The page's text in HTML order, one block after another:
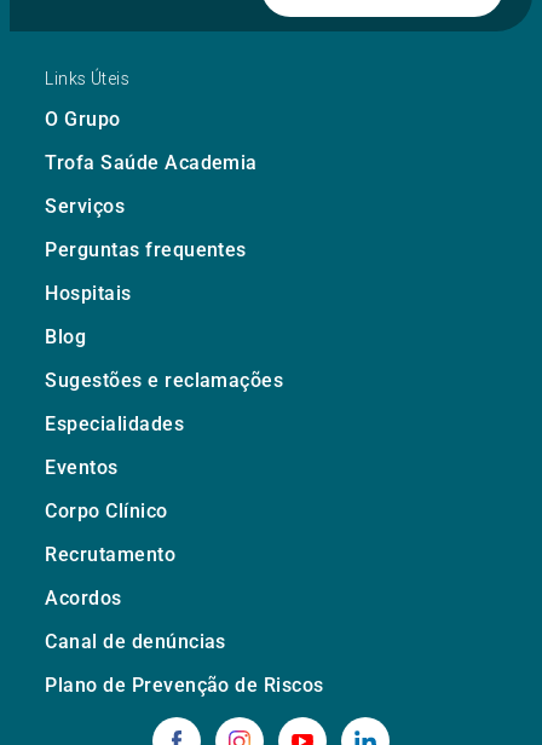
Links Úteis
O Grupo
Trofa Saúde Academia
Serviços
Perguntas frequentes
Hospitais
Blog
Sugestões e reclamações
Especialidades
Eventos
Corpo Clínico
Recrutamento
Acordos
Canal de denúncias
Plano de Prevenção de Riscos